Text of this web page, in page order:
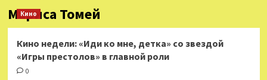
Мариса Томей
Кино
Кино недели: «Иди ко мне, детка» со звездой
«Игры престолов» в главной роли
0